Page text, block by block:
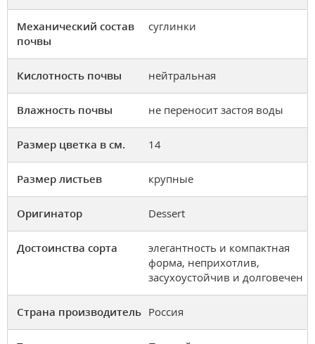
Механический состав
почвы
суглинки
Кислотность почвы нейтральная
Влажность почвы не переносит застоя воды
Размер цветка в см. 14
Размер листьев крупные
Оригинатор Dessert
Достоинства сорта
элегантность и компактная
форма, неприхотлив,
засухоустойчив и долговечен
Страна производитель Россия